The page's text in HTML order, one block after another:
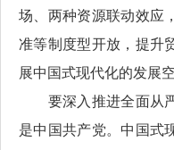
场、两种资源联动效应
准等制度型开放，提升
展中国式现代化的发展空
要深入推进全面从严
是中国共产党。中国式